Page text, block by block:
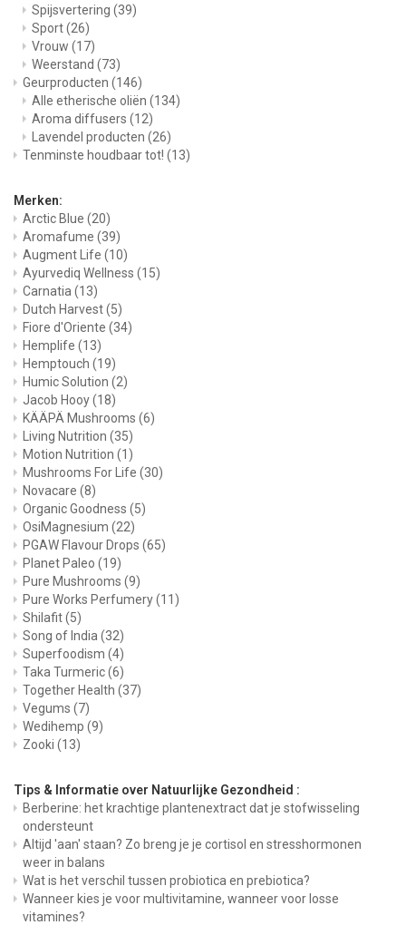
Spijsvertering (39)
Sport(26)
Vrouw (17)
Weerstand (73)
Geurproducten (146)
Alle etherische oliën (134)
Aroma diffusers (12)
Lavendel producten (26)
Tenminste houdbaar tot! (13)
Merken:
Arctic Blue (20)
Aromafume (39)
Augment Life (10)
Ayurvediq Wellness (15)
Carnatia (13)
Dutch Harvest(5)
Fiore d'Oriente (34)
Hemplife (13)
Hemptouch (19)
Humic Solution (2)
Jacob Hooy(18)
KÄÄPÄ Mushrooms (6)
Living Nutrition (35)
Motion Nutrition (1)
Mushrooms For Life (30)
Novacare (8)
Organic Goodness (5)
OsiMagnesium (22)
PGAW Flavour Drops (65)
Planet Paleo (19)
Pure Mushrooms (9)
Pure Works Perfumery(11)
Shilafit(5)
Song of India (32)
Superfoodism (4)
Taka Turmeric(6)
Together Health (37)
Vegums (7)
Wedihemp (9)
Zooki (13)
Tips & Informatie over Natuurlijke Gezondheid :
Berberine: het krachtige plantenextract dat je stofwisseling
ondersteunt
Altijd 'aan' staan? Zo breng je je cortisol en stresshormonen
weer in balans
Wat is het verschil tussen probiotica en prebiotica?
Wanneer kies je voor multivitamine, wanneer voor losse
vitamines?